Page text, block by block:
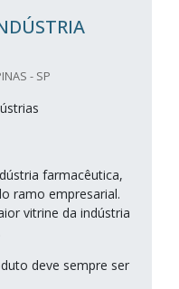
- SP
farmacêutica,
ramo empresarial.
vitrine da indústria
deve sempre ser